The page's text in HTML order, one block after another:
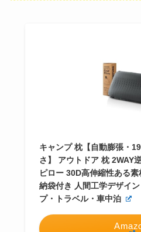
キャンプ 枕【自動膨張・
さ】 アウトドア 枕 2WAY
ピロー 30D高伸縮性ある
納袋付き 人間工学デザイ
プ・トラベル・車中泊